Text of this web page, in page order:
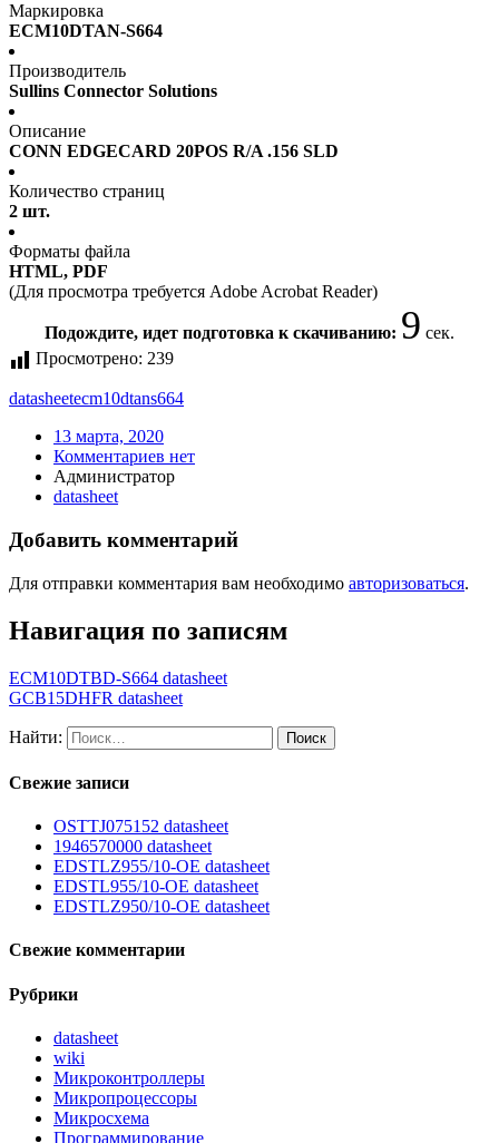
Маркировка
ECM10DTAN-S664
Производитель
Sullins Connector Solutions
Описание
CONN EDGECARD 20POS R/A .156 SLD
Количество страниц
2 шт.
Форматы файла
HTML, PDF
(Для просмотра требуется Adobe Acrobat Reader)
Подождите, идет подготовка к скачиванию: 9 сек.
Просмотрено: 239
datasheetecm10dtans664
13 марта, 2020
Комментариев нет
Администратор
datasheet
Добавить комментарий
Для отправки комментария вам необходимо авторизоваться.
Навигация по записям
ECM10DTBD-S664 datasheet
GCB15DHFR datasheet
Найти:
Свежие записи
OSTTJ075152 datasheet
1946570000 datasheet
EDSTLZ955/10-OE datasheet
EDSTL955/10-OE datasheet
EDSTLZ950/10-OE datasheet
Свежие комментарии
Рубрики
datasheet
wiki
Микроконтроллеры
Микропроцессоры
Микросхема
Программирование